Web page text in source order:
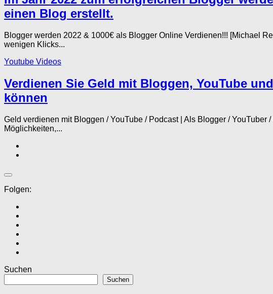
einen Blog erstellt.
Blogger werden 2022 & 1000€ als Blogger Online Verdienen!!!
wenigen Klicks...
Youtube Videos
Verdienen Sie Geld mit Bloggen, YouTube
können
Geld verdienen mit Bloggen / YouTube / Podcast | Als Blogger /
Möglichkeiten,...
Folgen:
Suchen
Suchen